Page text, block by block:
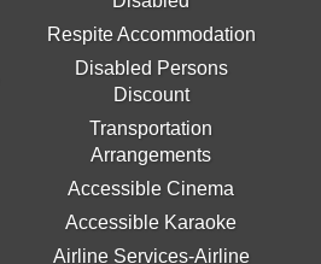
Respite Accommodation
Disabled Persons
Discount
Transportation
Arrangements
Accessible Cinema
Accessible Karaoke
Airline Services-Airline